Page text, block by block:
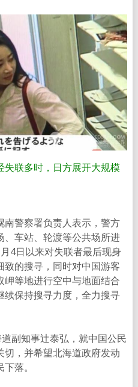
联多时，日方展开大规模
警察署负责人表示，警方
、车站、轮渡等公共场所进
4日以来对失联者最后现身
的搜寻，同时对中国游客
等地进行空中与地面结合
续保持搜寻力度，全力搜寻
副知事辻泰弘，就中国公民
，并希望北海道政府发动
落。